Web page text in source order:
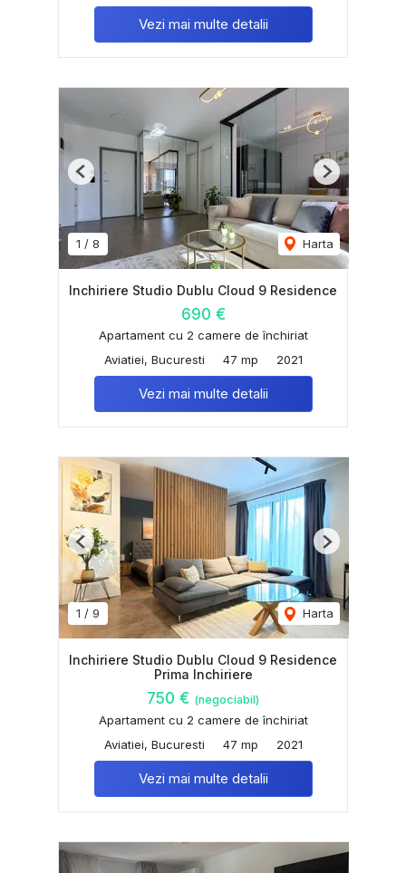
Vezi mai multe detalii
1 / 8 Harta
Previous Next
Inchiriere Studio Dublu Cloud 9 Residence
690 €
Apartament cu 2 camere de închiriat
Aviatiei, Bucuresti
47 mp 2021
Vezi mai multe detalii
1 / 9 Harta
Previous Next
Inchiriere Studio Dublu Cloud 9 Residence
Prima Inchiriere
750 € (negociabil)
Apartament cu 2 camere de închiriat
Aviatiei, Bucuresti
47 mp 2021
Vezi mai multe detalii